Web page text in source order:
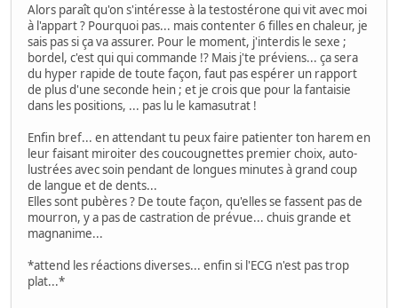
Alors paraît qu'on s'intéresse à la testostérone qui vit avec moi
à l'appart ? Pourquoi pas... mais contenter 6 filles en chaleur, je
sais pas si ça va assurer. Pour le moment, j'interdis le sexe ;
bordel, c'est qui qui commande !? Mais j'te préviens... ça sera
du hyper rapide de toute façon, faut pas espérer un rapport
de plus d'une seconde hein ; et je crois que pour la fantaisie
dans les positions, ... pas lu le kamasutrat !
Enfin bref... en attendant tu peux faire patienter ton harem en
leur faisant miroiter des coucougnettes premier choix, auto-
lustrées avec soin pendant de longues minutes à grand coup
de langue et de dents...
Elles sont pubères ? De toute façon, qu'elles se fassent pas de
mourron, y a pas de castration de prévue... chuis grande et
magnanime...
*attend les réactions diverses... enfin si l'ECG n'est pas trop
plat...*